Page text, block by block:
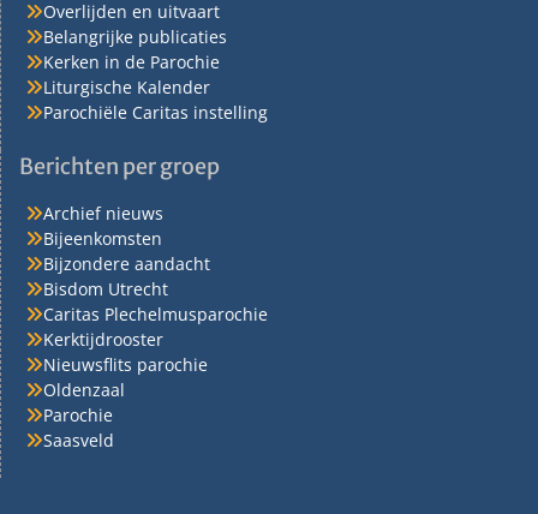
Overlijden en uitvaart
Belangrijke publicaties
Kerken in de Parochie
Liturgische Kalender
Parochiële Caritas instelling
Berichten per groep
Archief nieuws
Bijeenkomsten
Bijzondere aandacht
Bisdom Utrecht
Caritas Plechelmusparochie
Kerktijdrooster
Nieuwsflits parochie
Oldenzaal
Parochie
Saasveld